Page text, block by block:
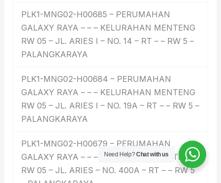
PLK1-MNG02-H00685 – PERUMAHAN
GALAXY RAYA – – – KELURAHAN MENTENG
RW 05 – JL. ARIES I – NO. 14 – RT – – RW 5 –
PALANGKARAYA
PLK1-MNG02-H00684 – PERUMAHAN
GALAXY RAYA – – – KELURAHAN MENTENG
RW 05 – JL. ARIES I – NO. 19A – RT – – RW 5 –
PALANGKARAYA
PLK1-MNG02-H00679 – PERUMAHAN
GALAXY RAYA – – – KELURAHAN MENTENG
RW 05 – JL. ARIES – NO. 400A – RT – – RW 5
Need Help?Chat with us